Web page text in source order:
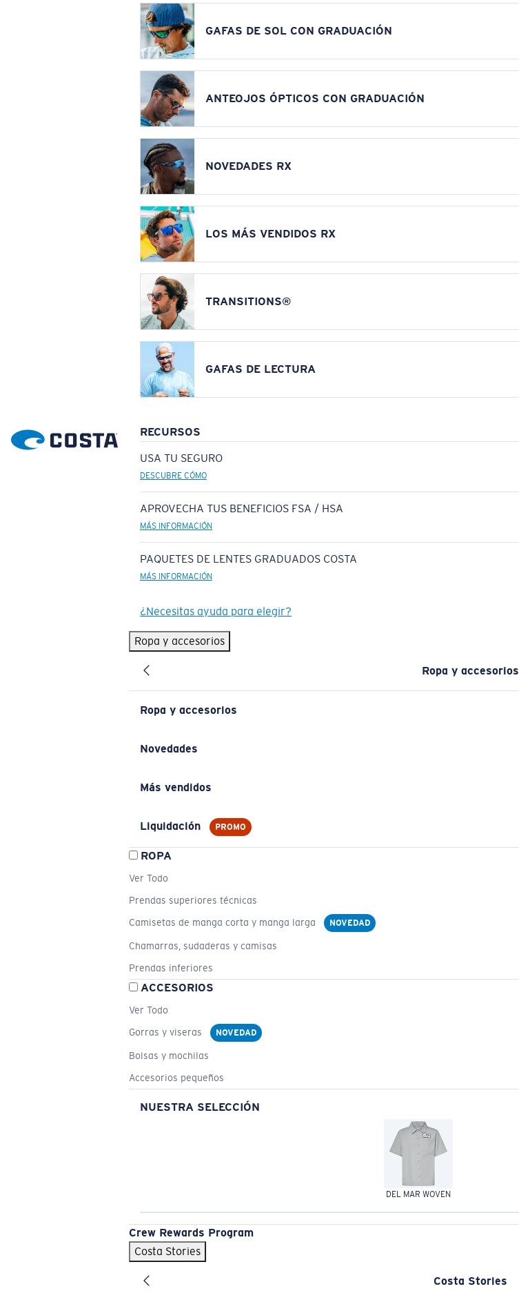
GAFAS DE SOL CON GRADUACIÓN
ANTEOJOS ÓPTICOS CON GRADUACIÓN
NOVEDADES RX
LOS MÁS VENDIDOS RX
TRANSITIONS®
GAFAS DE LECTURA
RECURSOS
USA TU SEGURO
DESCUBRE CÓMO
APROVECHA TUS BENEFICIOS FSA / HSA
MÁS INFORMACIÓN
PAQUETES DE LENTES GRADUADOS COSTA
MÁS INFORMACIÓN
¿Necesitas ayuda para elegir?
Ropa y accesorios
Ropa y accesorios
Ropa y accesorios
Novedades
Más vendidos
Liquidación PROMO
ROPA
Ver Todo
Prendas superiores técnicas
Camisetas de manga corta y manga larga
NOVEDAD
Chamarras, sudaderas y camisas
Prendas inferiores
ACCESORIOS
Ver Todo
Gorras y viseras
NOVEDAD
Bolsas y mochilas
Accesorios pequeños
NUESTRA SELECCIÓN
DEL MAR WOVEN
Crew Rewards Program
Costa Stories
Costa Stories